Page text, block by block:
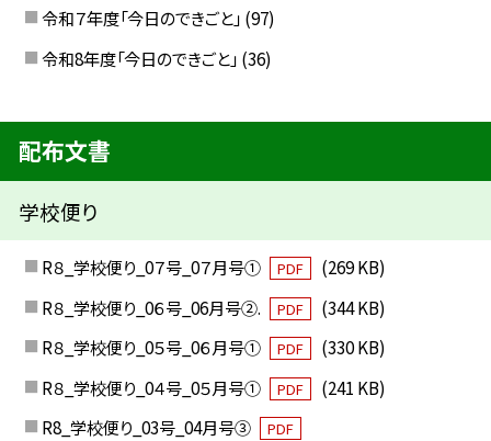
令和７年度「今日のできごと」 (97)
令和8年度「今日のできごと」 (36)
配布文書
学校便り
R８_学校便り_0７号_0７月号① PDF
(269 KB)
R８_学校便り_0６号_06月号②.
PDF
(344 KB)
R８_学校便り_0５号_0６月号①
PDF
(330 KB)
R８_学校便り_0４号_0５月号①
PDF
(241 KB)
R8_学校便り_03号_04月号③
PDF